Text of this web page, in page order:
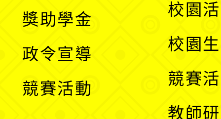
獎助學金
政令宣導
競賽活動
校園
校園
競賽
教師